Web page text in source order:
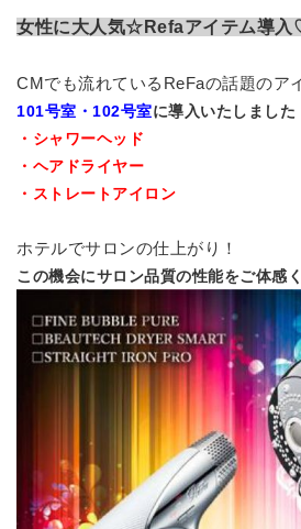
女性に大人気☆Refaアイテム導
CMでも流れているReFaの話題のア
101号室・102号室に導入いたしました
・ シャワーヘッド
・ヘアドライヤー
・ストレートアイロン
ホテルでサロンの仕上がり！
この機会にサロン品質の性能をご体感